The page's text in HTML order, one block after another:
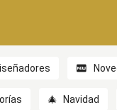
🎄 Navidad